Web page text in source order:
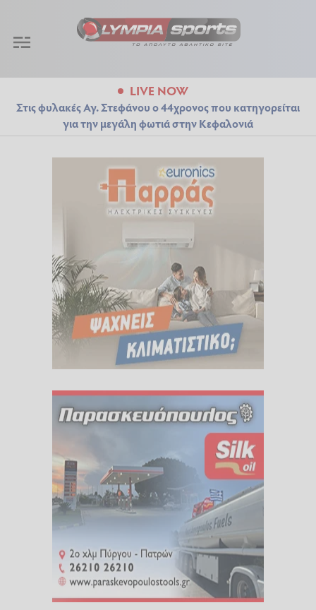
LIVE NOW
Στις φυλακές Αγ. Στεφάνου ο 44χρονος που κατηγορείται
για την μεγάλη φωτιά στην Κεφαλονιά